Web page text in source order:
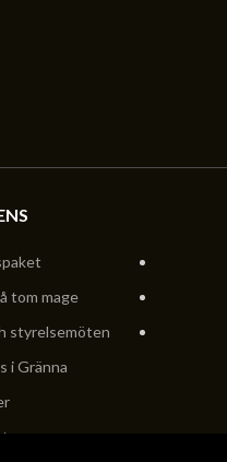
tom mage
styrelsemöten
i Gränna